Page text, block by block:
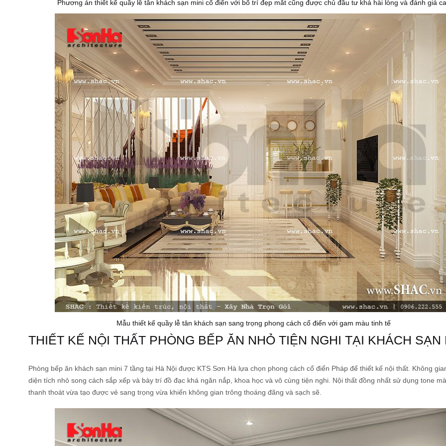
Phương án thiết kế quầy lễ tân khách sạn mini cổ điển với bố trí đẹp mắt cũng được chủ đầu tư khá hài lòng và đánh giá
Mẫu thiết kế quầy lễ tân khách sạn sang trọng phong cách cổ điển với gam màu tinh tế
THIẾT KẾ NỘI THẤT PHÒNG BẾP ĂN NHỎ TIỆN NGHI TẠI KHÁCH SẠN
Phòng bếp ăn khách sạn mini 7 tầng tại Hà Nội được KTS Sơn Hà lựa chọn phong cách cổ điển Pháp để thiết kế nội thất. Không
diện tích nhỏ song cách sắp xếp và bày trí đồ đạc khá ngăn nắp, khoa học và vô cùng tiện nghi. Nội thất đồng nhất sử dụng tone
thanh thoát vừa tạo được vẻ sang trọng vừa khiến không gian trông thoáng đãng và sạch sẽ.